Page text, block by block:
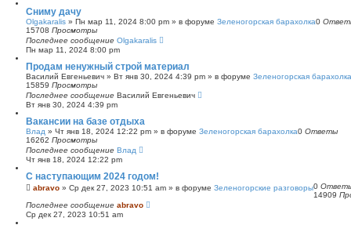
Сниму дачу
Olgakaralis » Пн мар 11, 2024 8:00 pm » в форуме Зеленогорская барахолка0
15708 Просмотры
Последнее сообщение Olgakaralis
Пн мар 11, 2024 8:00 pm
Продам ненужный строй материал
Василий Евгеньевич » Вт янв 30, 2024 4:39 pm » в форуме Зеленогорская барахолка
15859 Просмотры
Последнее сообщение Василий Евгеньевич
Вт янв 30, 2024 4:39 pm
Вакансии на базе отдыха
Влад » Чт янв 18, 2024 12:22 pm » в форуме Зеленогорская барахолка0 Ответы
16262 Просмотры
Последнее сообщение Влад
Чт янв 18, 2024 12:22 pm
С наступающим 2024 годом!
abravo » Ср дек 27, 2023 10:51 am » в форуме Зеленогорские разговоры0
14909
Последнее сообщение abravo
Ср дек 27, 2023 10:51 am